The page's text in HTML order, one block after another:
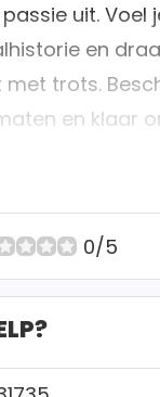
uit. Voel
en
trots.
en klaar
een hoger
0/5